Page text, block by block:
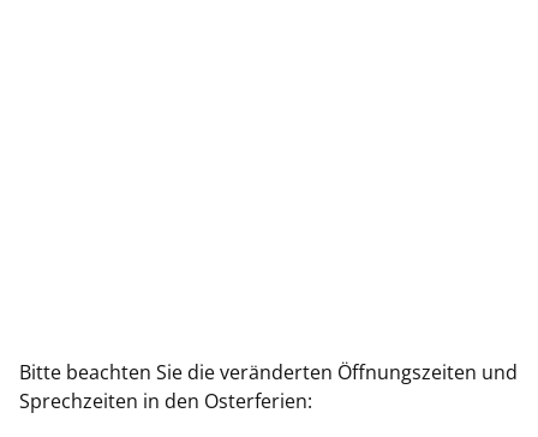
Bitte beachten Sie die veränderten Öffnungszeiten und
Sprechzeiten in den Osterferien: